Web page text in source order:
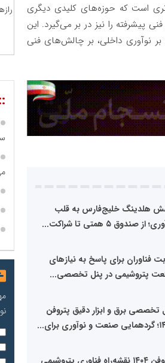
است که حوزه‌های کلیدی دیگری
پیشرفته را نیز در بر می‌گیرد. این
نوآوری داخلی، بر چالش‌های فنی
هلدینگ خلیج‌فارس به قلب
از صندوق ۵ همتی تا شراکت...
فناوران برای پاسخ به نیازهای
پتروشیمی در پنل تخصصی...
تخصصی برق و ابزار دقیق پتروفن
برای...